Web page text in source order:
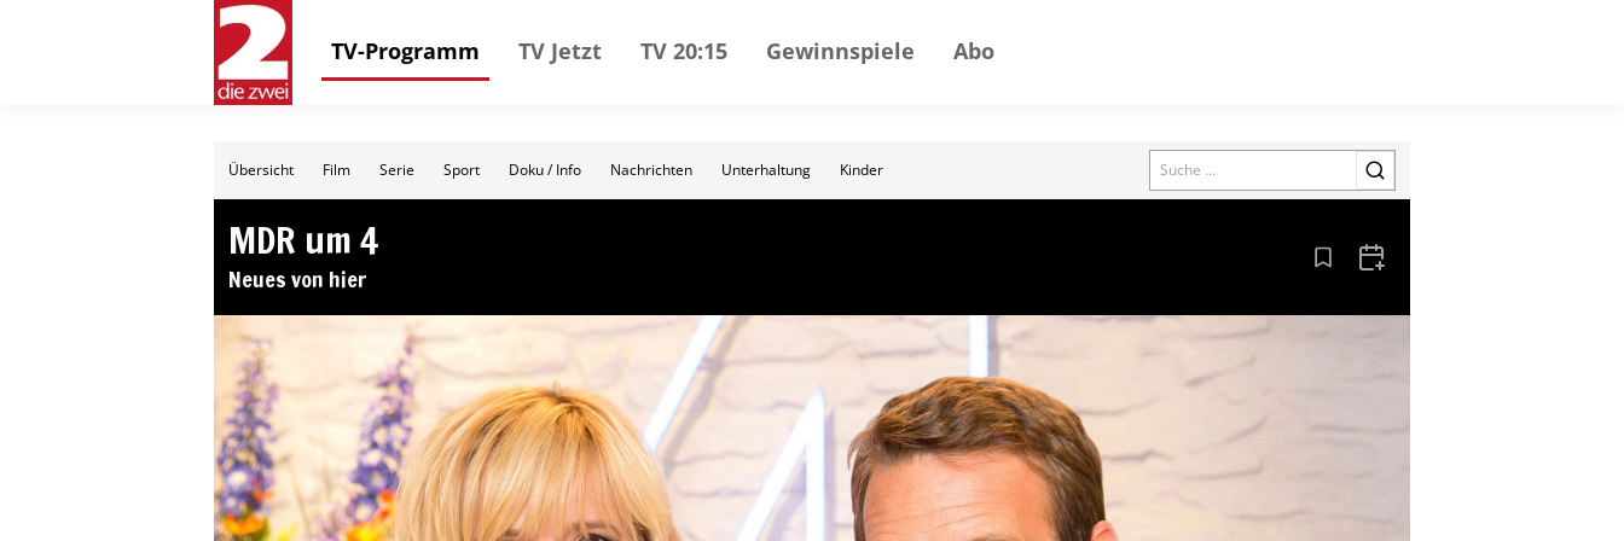
TV-Programm TV Jetzt TV 20:15 Gewinnspiele Abo
Übersicht Film Serie Sport Doku / Info Nachrichten Unterhaltung Kinder Search
MDR um 4
Neues von hier Aus den Lesezeichen entfernen
Zum Kalender hinzufügen